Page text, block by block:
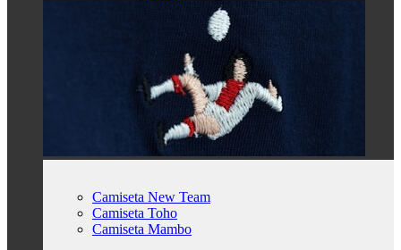
Camiseta New Team
Camiseta Toho
Camiseta Mambo